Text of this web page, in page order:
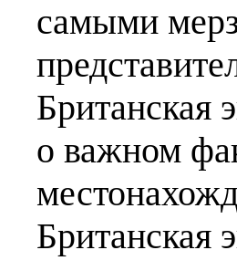
самыми
Британская
о важном
Британская